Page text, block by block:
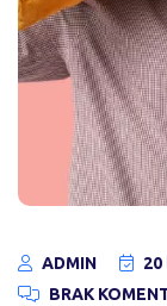
ADMIN
20
BRAK